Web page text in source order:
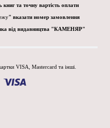
та точну вартість оплати
" вказати номер замовлення
від видавництва "КАМЕНЯР"
VISA, Mastercard та інші.